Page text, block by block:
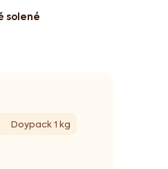
Doypack 1 kg
solené